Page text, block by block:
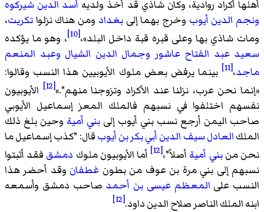
أهلها أكراد روادية، وكان شاذي قد أخذ ولديه أسد الدين شيركوه
ونجم الدين أيوب وخرج بهما إلىبغداد ومن هناك نزلواتكريت،
ومات شاذي بها وعلى قبره قبة داخل البلد»،[10]
، وهو ما يؤكده
سعيد عبد الفتاح عاشور وجمال الدين الشيال وعبد المنعم
ماجد،[11]
بينما يرفض بعض ملوك الأيوبيين هذا النسب وقالوا:
«إنما نحن عرب، نزلنا عند الأكراد وتزوجنا منهم".»
[12]
الأيوبيون
نفسهم اختلفوا في نسبهم فالملك المعز إسماعيل الأيوبي
صاحب اليمن أرجع نسب بني أيوب إلى بني أمية وحين بلغ ذلك
الملكالعادل سيف الدين أبي بكر بن أيوبقال: "كذب إسماعيل ما
نحن منبني أمية أصلاً"،[12] أما الأيوبيون ملوك دمشق فقد أثبتوا
نسبهم إلى بني مرة بن عوف من بطون غطفان وقد أحضر هذا
النسب على المعظم عيسى بن أحمد صاحب دمشق وأسمعه
ابنه الملك الناصر صلاح الدين داود.[12]